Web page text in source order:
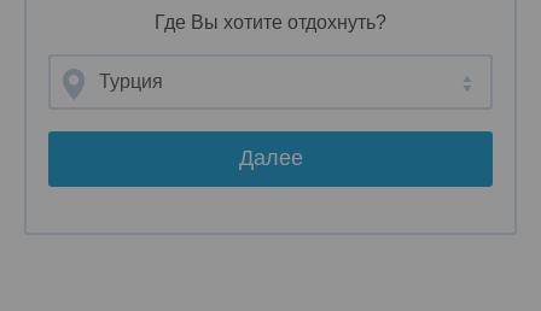
Где Вы хотите отдохнуть?
Турция
Далее